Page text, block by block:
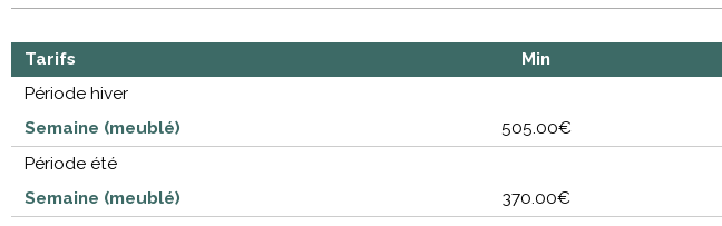
Tarifs Min
Période hiver
Semaine (meublé)
505.00€
Période été
Semaine (meublé)
370.00€